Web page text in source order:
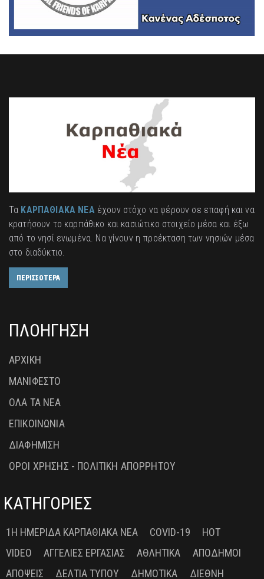
Τα ΚΑΡΠΑΘΙΑΚΑ ΝΕΑέχουν στόχο να φέρουν σε επαφή και να
κρατήσουν το καρπάθικο και κασιώτικο στοιχείο μέσα και έξω
από το νησί ενωμένα. Να γίνουν η προέκταση των νησιών μέσα
στο διαδύκτιο.
ΠΕΡΙΣΣΟΤΕΡΑ
ΠΛΟΗΓΗΣΗ
ΑΡΧΙΚΗ
ΜΑΝΙΦΕΣΤΟ
ΟΛΑ ΤΑ ΝΕΑ
ΕΠΙΚΟΙΝΩΝΙΑ
ΔΙΑΦΗΜΙΣΗ
ΟΡΟΙ ΧΡΗΣΗΣ - ΠΟΛΙΤΙΚΗ ΑΠΟΡΡΗΤΟΥ
ΚΑΤΗΓΟΡΙΕΣ
1Η ΗΜΕΡΊΔΑ ΚΑΡΠΑΘΙΑΚΆ ΝΈΑ COVID-19
HOT
VIDEO
ΑΓΓΕΛΊΕΣ ΕΡΓΑΣΊΑΣ ΑΘΛΗΤΙΚΆ
ΑΠΌΔΗΜΟΙ
ΑΠΌΨΕΙΣ
ΔΕΛΤΊΑ ΤΎΠΟΥ ΔΗΜΟΤΙΚΆ ΔΙΕΘΝΉ